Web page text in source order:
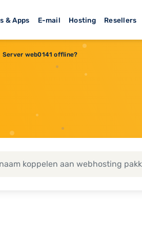
& Apps E-mail Hosting Resellers
Server web0141 offline?